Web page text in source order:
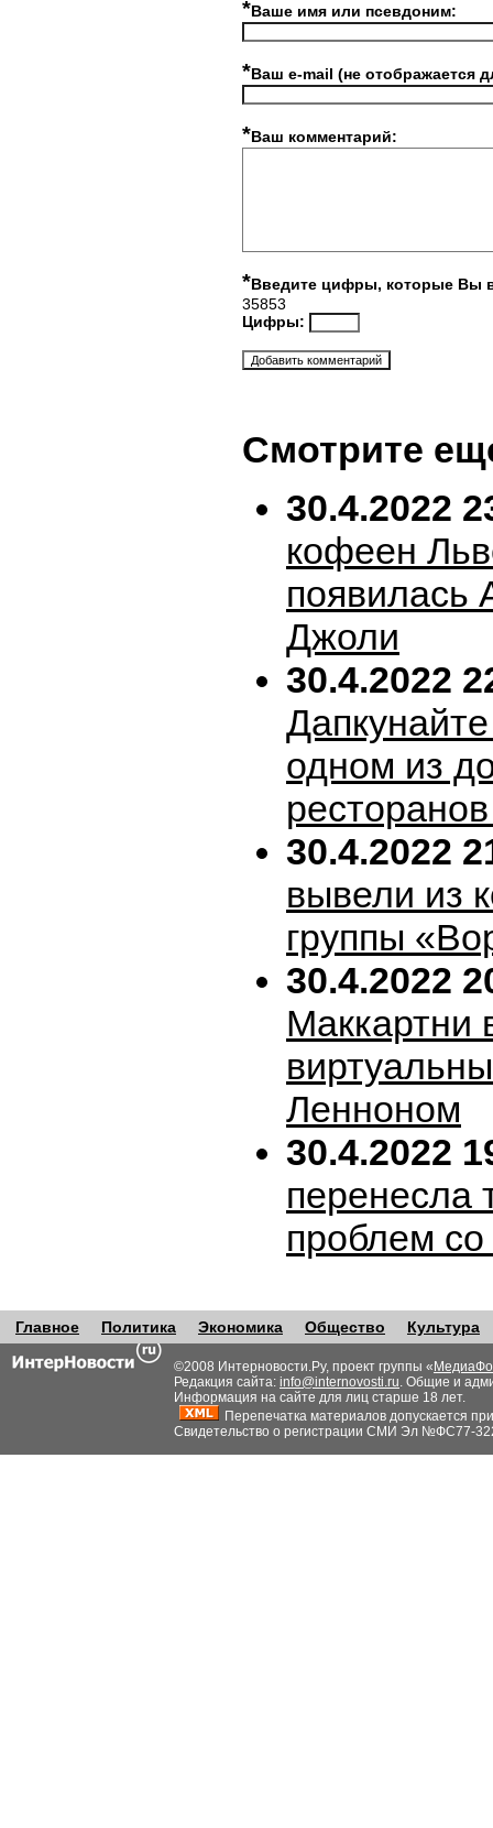
*Ваше имя или псевдоним:
*Ваш e-mail (не отображается
*Ваш комментарий:
*Введите цифры, которые Вы
35853
Цифры:
Смотрите
30.4.2022
кофеен
появилась
Джоли
30.4.2022
одном из
30.4.2022
вывели из
группы
30.4.2022
Маккартни
Ленноном
30.4.2022
перенесла
проблем
Главное Политика Экономика Общество Культура
©2008 Интерновости.Ру, проект группы «
Редакция сайта: info@internovosti.ru. Общие и
Информация на сайте для лиц старше 18 лет.
Перепечатка материалов допускается
Свидетельство о регистрации СМИ Эл №ФС77-